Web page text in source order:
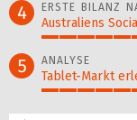
4 ERSTE BILANZ
Australiens
5 ANALYSE
Tablet-Markt